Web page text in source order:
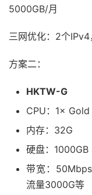
5000GB/月
三网优化：2个
方案二：
HKTW-G
CPU：1×
内存：32G
硬盘：1000GB
带宽：
流量3000G等